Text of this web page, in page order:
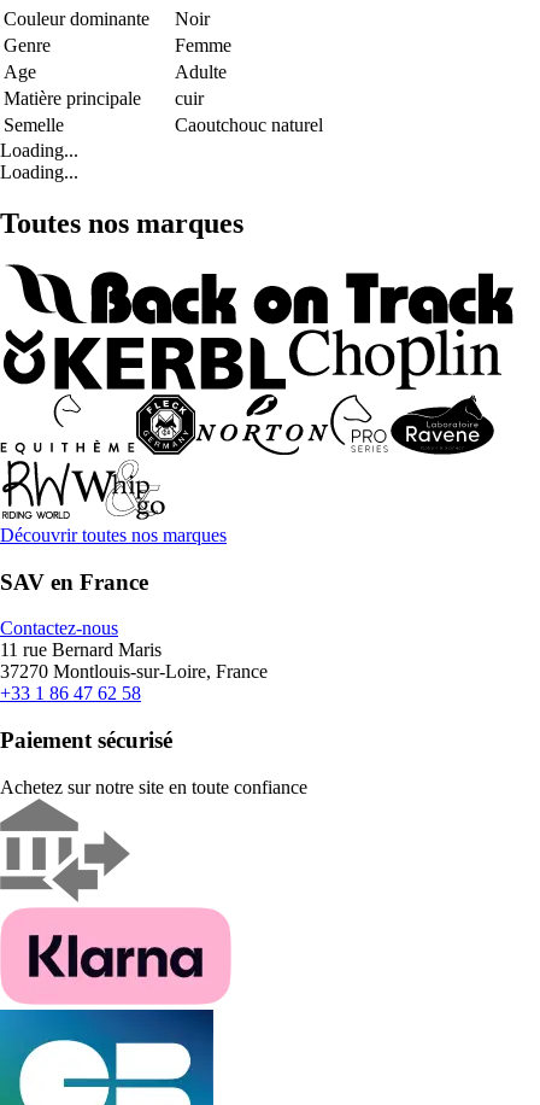
Couleur dominante
Noir
Genre
Femme
Age
Adulte
Matière principale
cuir
Semelle
Caoutchouc naturel
Loading...
Loading...
Toutes nos marques
Découvrir toutes nos marques
SAV en France
Contactez-nous
11 rue Bernard Maris
37270 Montlouis-sur-Loire, France
+33 1 86 47 62 58
Paiement sécurisé
Achetez sur notre site en toute confiance